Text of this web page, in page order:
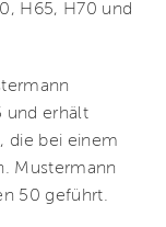
H65, H70 und
und erhält
die bei einem
Mustermann
50 geführt.